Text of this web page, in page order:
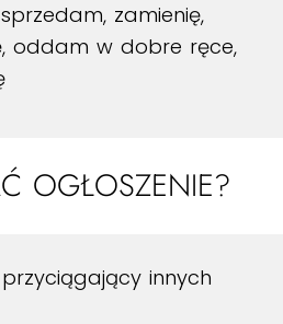
sprzedam, zamienię,
oddam w dobre ręce,
OGŁOSZENIE?
innych